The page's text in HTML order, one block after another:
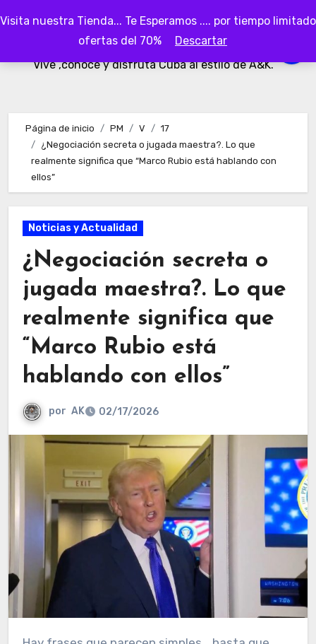
Visita nuestra Tienda... Te Esperamos .... por tiempo limitado
ofertas del 70%
Descartar
al
AKubaa
Vive ,conoce y disfruta Cuba al estilo de A&K.
Página de inicio PM V
17
¿Negociación secreta o jugada maestra?. Lo que
realmente significa que “Marco Rubio está hablando con
ellos”
Noticias y Actualidad
¿Negociación secreta o
jugada maestra?. Lo que
realmente significa que
“Marco Rubio está
hablando con ellos”
por AK 02/17/2026